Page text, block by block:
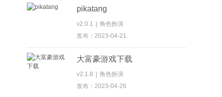
pikatang
v2.0.1
角色扮演
发布：2023-04-21
大富豪游戏下载
v2.1.8
角色扮演
发布：2023-04-26